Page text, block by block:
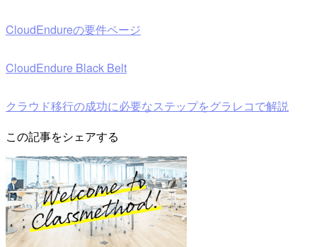
CloudEndureの要件ページ
CloudEndure Black Belt
クラウド移行の成功に必要なステップをグラレコで解説
この記事をシェアする